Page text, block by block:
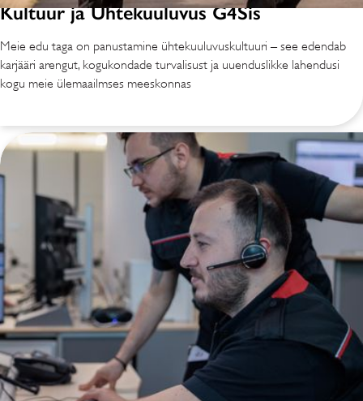
Kultuur ja Ühtekuuluvus G4Sis
Meie edu taga on panustamine ühtekuuluvuskultuuri – see edendab
karjääri arengut, kogukondade turvalisust ja uuenduslikke lahendusi
kogu meie ülemaailmses meeskonnas